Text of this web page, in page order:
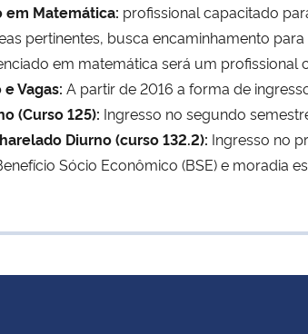
em Matemática: profissional capacitado
pertinentes, busca encaminhamento
em matemática será um profissional
Vagas: A partir de 2016 a forma de
(Curso 125): Ingresso no segundo
Diurno (curso 132.2): Ingresso no
Sócio Econômico (BSE) e moradia